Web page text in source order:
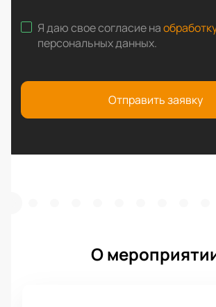
Я даю свое согласие на
персональных данных.
Отправить заявку
О